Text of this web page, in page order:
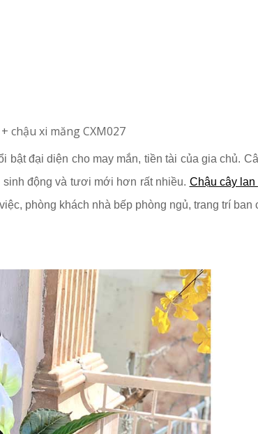
chậu xi măng CXM027
bật đại diện cho may mắn, tiền tài của gia chủ.
sinh động và tươi mới hơn rất nhiều. Chậu cây lan
phòng khách nhà bếp phòng ngủ, trang trí ban